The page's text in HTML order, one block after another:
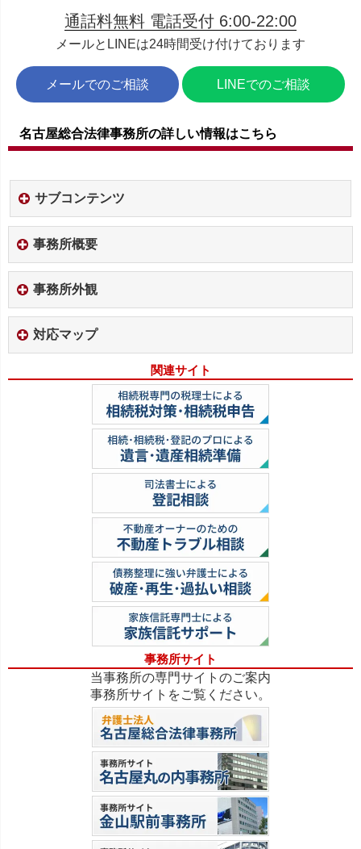
通話料無料 電話受付 6:00-22:00
メールとLINEは24時間受け付けております
メールでのご相談 LINEでのご相談
名古屋総合法律事務所の詳しい情報はこちら
サブコンテンツ
事務所概要
事務所外観
対応マップ
関連サイト
事務所サイト
当事務所の専門サイトのご案内
事務所サイトをご覧ください。